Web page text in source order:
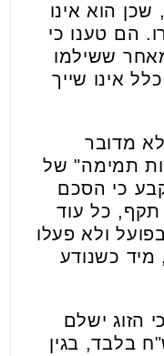
הוא אינו
הם טענו כי
ששילמו
אינו שייך
מדובר
תמימה" של
כי הסכם
תקף, כל עוד
ולא פעלו
כשנודע
הזוג ישלם
סכום של 20,000 ש"ח בלבד, בגין